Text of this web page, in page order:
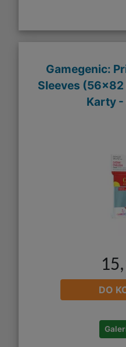
Gamegenic:
Sleeves
Karty
DO